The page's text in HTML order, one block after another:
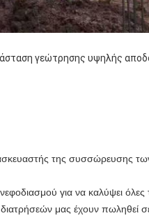
της συσσώρευσης
για να καλύψει όλες
διατρήσεών μας έχουν